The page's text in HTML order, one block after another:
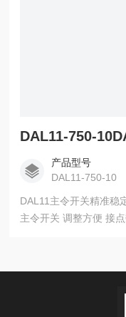
DAL11-750-
产品型号
DAL11-750-10
DAL11主令开关精准稳
主令开关 调整方便 接
忆 接点方式：开接点